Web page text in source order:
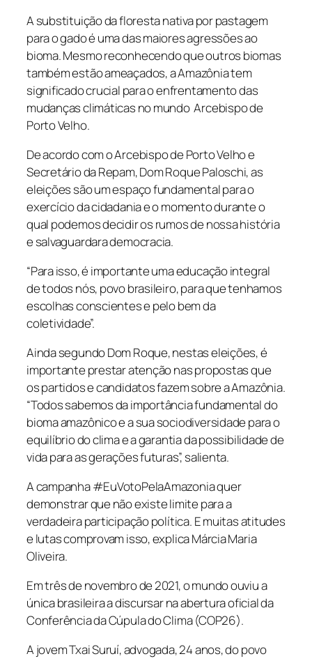
A substituição da floresta nativa por pastagem
para o gado é uma das maiores agressões ao
bioma. Mesmo reconhecendo que outros biomas
também estão ameaçados, a Amazônia tem
significado crucial para o enfrentamento das
mudanças climáticas no mundo Arcebispo de
Porto Velho.
De acordo com o Arcebispo de Porto Velho e
Secretário da Repam, Dom Roque Paloschi, as
eleições são um espaço fundamental para o
exercício da cidadania e o momento durante o
qual podemos decidir os rumos de nossa história
e salvaguardara democracia.
“Para isso, é importante uma educação integral
de todos nós, povo brasileiro, para que tenhamos
escolhas conscientes e pelo bem da
coletividade”.
Ainda segundo Dom Roque, nestas eleições, é
importante prestar atenção nas propostas que
os partidos e candidatos fazem sobre a Amazônia.
“Todos sabemos da importância fundamental do
bioma amazônico e a sua sociodiversidade para o
equilíbrio do clima e a garantia da possibilidade de
vida para as gerações futuras”, salienta.
A campanha #EuVotoPelaAmazonia quer
demonstrar que não existe limite para a
verdadeira participação política. E muitas atitudes
e lutas comprovam isso, explica Márcia Maria
Oliveira.
Em três de novembro de 2021, o mundo ouviu a
única brasileira a discursar na abertura oficial da
Conferência da Cúpula do Clima (COP26).
A jovem Txai Suruí, advogada, 24 anos, do povo